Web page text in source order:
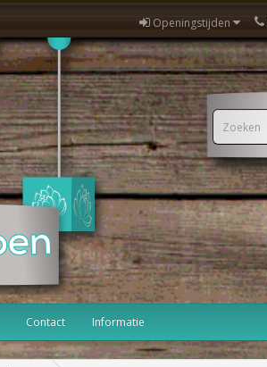
Openingstijden
Contact Informatie